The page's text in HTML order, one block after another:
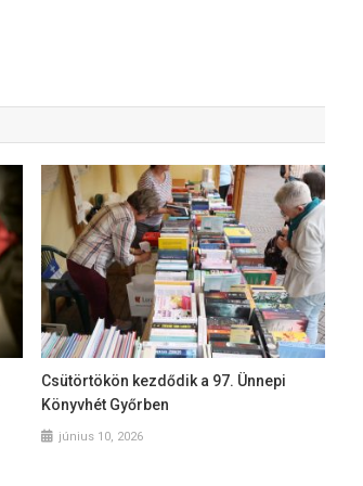
Csütörtökön kezdődik a 97. Ünnepi
Könyvhét Győrben
június 10, 2026